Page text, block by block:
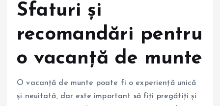
Sfaturi și
recomandări pentru
o vacanță de munte
O vacanță de munte poate fi o experiență unică
și neuitată, dar este important să fiți pregătiți și